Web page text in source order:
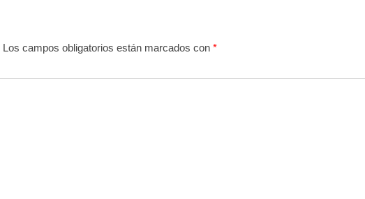
Los campos obligatorios están marcados con *